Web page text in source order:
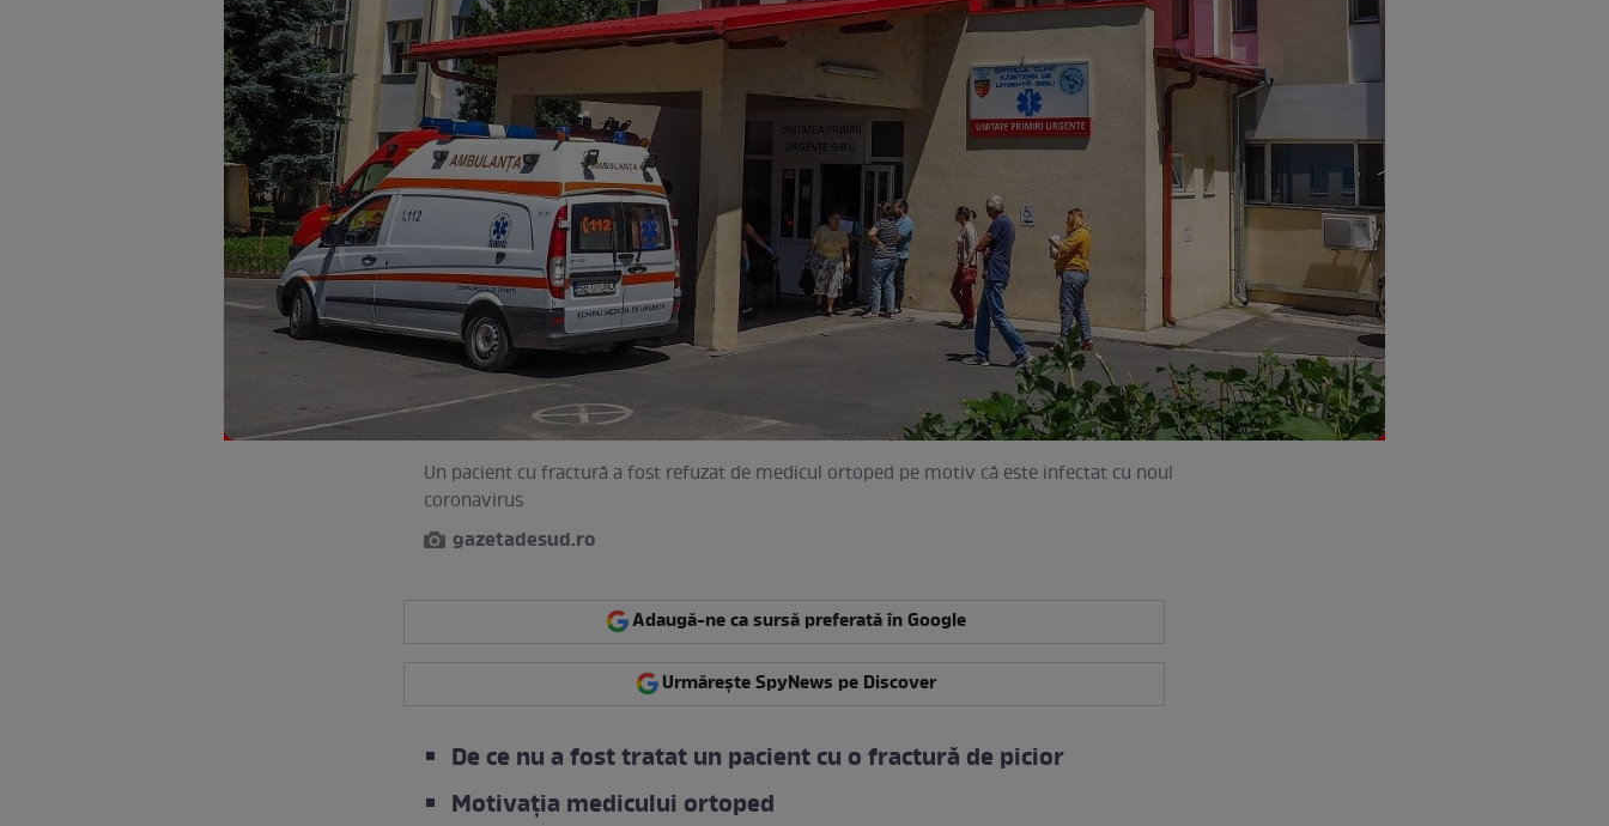
Un pacient cu fractură a fost refuzat de medicul ortoped pe motiv că este infectat cu noul
coronavirus
gazetadesud.ro
Adaugă-ne ca sursă preferată în Google
Urmărește SpyNews pe Discover
De ce nu a fost tratat un pacient cu o fractură de picior
Motivația medicului ortoped